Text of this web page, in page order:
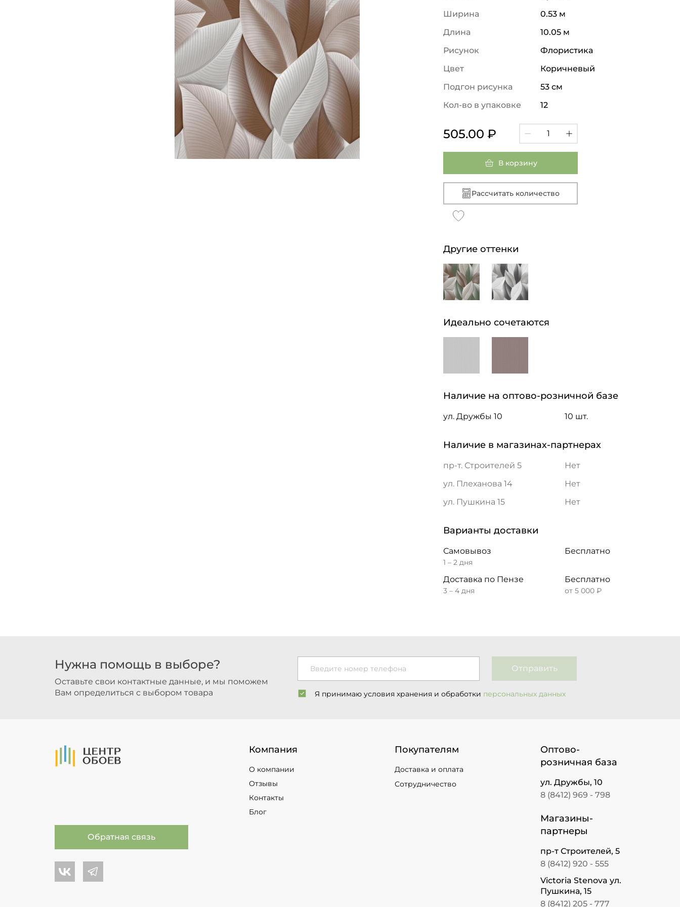
Ширина
0.53 м
Длина
10.05 м
Рисунок
Флористика
Цвет
Коричневый
Подгон рисунка
53 см
Кол-во в упаковке
12
505.00 ₽
В корзину
Рассчитать количество
Другие оттенки
Идеально сочетаются
Наличие на оптово-розничной базе
ул. Дружбы 10 10 шт.
Наличие в магазинах-партнерах
пр-т. Строителей 5
Нет
ул. Плеханова 14
Нет
ул. Пушкина 15
Нет
Варианты доставки
Самовывоз
1 – 2 дня
Бесплатно
Доставка по Пензе
3 – 4 дня
Бесплатно
от 5 000 ₽
Нужна помощь в выборе?
Оставьте свои контактные данные, и мы поможем
Вам определиться с выбором товара
Введите номер телефона Отправить
Я принимаю условия хранения и обработки персональных данных
На Главную Компания
О компании
Отзывы
Контакты
Блог
Покупателям
Доставка и оплата
Сотрудничество
Оптово-
розничная база
ул. Дружбы, 10
8 (8412) 969 - 798
Магазины-
партнеры
пр-т Строителей, 5
8 (8412) 920 - 555
Victoria Stenova ул.
Пушкина, 15
8 (8412) 205 - 777
Обратная связь
Центр обоев во Вконтакте
Центр обоев в Телеграме